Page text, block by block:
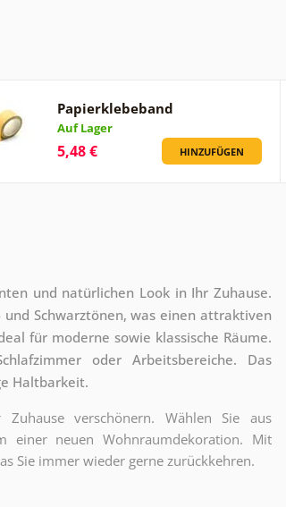
Papierklebeband
Auf Lager
5,48 € HINZUFÜGEN
und natürlichen Look in Ihr Zuhause.
Schwarztönen, was einen attraktiven
für moderne sowie klassische Räume.
oder Arbeitsbereiche. Das
Haltbarkeit.
verschönern. Wählen Sie aus
einer neuen Wohnraumdekoration. Mit
Sie immer wieder gerne zurückkehren.